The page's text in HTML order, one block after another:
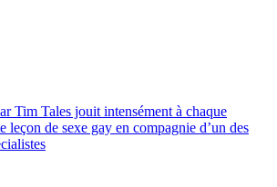
Tim Tales jouit intensément à chaque
leçon de sexe gay en compagnie d’un des